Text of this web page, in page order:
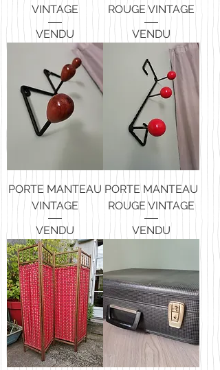
VINTAGE
VENDU
ROUGE VINTAGE
VENDU
PORTE MANTEAU
VINTAGE
VENDU
PORTE MANTEAU
ROUGE VINTAGE
VENDU